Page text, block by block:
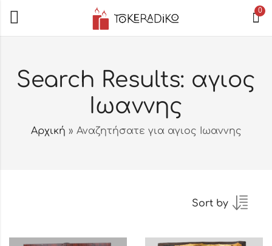
0
Search Results: αγιος
Ιωαννης
Αρχική » Αναζητήσατε για αγιος Ιωαννης
Sort by